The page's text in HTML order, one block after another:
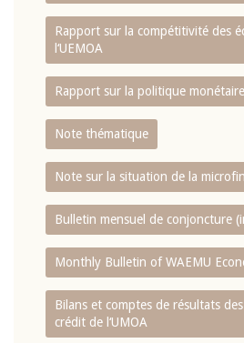
Rapport sur la compétitivité des
l‘UEMOA
Rapport sur la politique monétaire
Note thématique
Note sur la situation de la
Bulletin mensuel de conjoncture
Monthly Bulletin of WAEMU
Bilans et comptes de résultats
crédit de l‘UMOA